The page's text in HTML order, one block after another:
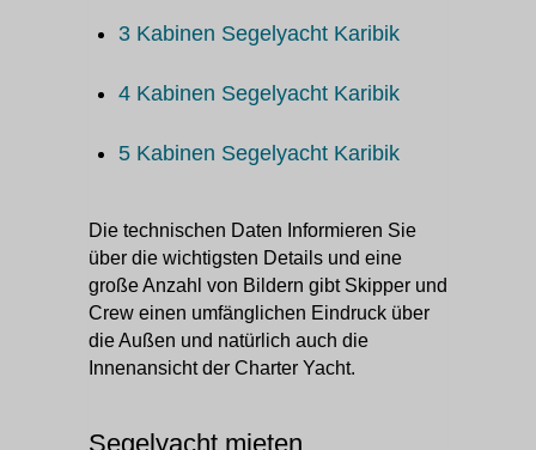
3 Kabinen Segelyacht Karibik
4 Kabinen Segelyacht Karibik
5 Kabinen Segelyacht Karibik
Die technischen Daten Informieren Sie
über die wichtigsten Details und eine
große Anzahl von Bildern gibt Skipper und
Crew einen umfänglichen Eindruck über
die Außen und natürlich auch die
Innenansicht der Charter Yacht.
Segelyacht mieten